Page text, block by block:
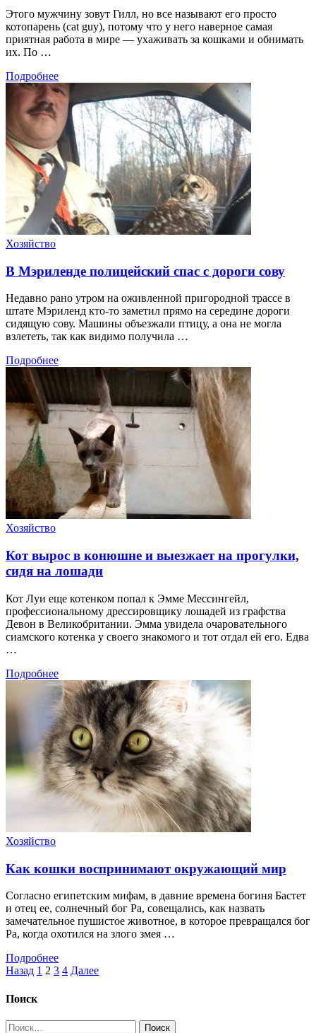
Этого мужчину зовут Гилл, но все называют его просто
котопарень (cat guy), потому что у него наверное самая
приятная работа в мире — ухаживать за кошками и обнимать
их. По …
Подробнее
Хозяйство
В Мэриленде полицейский спас с дороги сову
Недавно рано утром на оживленной пригородной трассе в
штате Мэриленд кто-то заметил прямо на середине дороги
сидящую сову. Машины объезжали птицу, а она не могла
взлететь, так как видимо получила …
Подробнее
Хозяйство
Кот вырос в конюшне и выезжает на прогулки,
сидя на лошади
Кот Луи еще котенком попал к Эмме Мессингейл,
профессиональному дрессировщику лошадей из графства
Девон в Великобритании. Эмма увидела очаровательного
сиамского котенка у своего знакомого и тот отдал ей его. Едва
…
Подробнее
Хозяйство
Как кошки воспринимают окружающий мир
Согласно египетским мифам, в давние времена богиня Бастет
и отец ее, солнечный бог Ра, совещались, как назвать
замечательное пушистое животное, в которое превращался бог
Ра, когда охотился на злого змея …
Подробнее
Пагинация
записей
Назад 1 2 3 4 Далее
Поиск
Найти: